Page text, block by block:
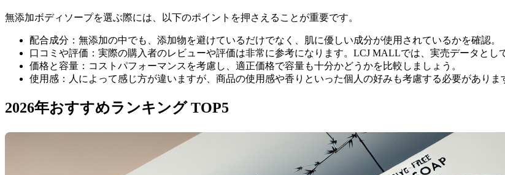
無添加ボディソープを選ぶ際には、以下のポイントを押さえることが重要です。
配合成分：無添加の中でも、添加物を避けているだけでなく、肌に優しい成分が使用されているかを確認。
口コミや評価：実際の購入者のレビューや評価は非常に参考になります。LCJ MALLでは、実売データと
価格と容量：コストパフォーマンスを考慮し、適正価格で容量も十分かどうかを比較しましょう。
使用感：人によって感じ方が違いますが、商品の使用感や香りといった個人の好みも考慮する必要がありま
2026年おすすめランキング TOP5